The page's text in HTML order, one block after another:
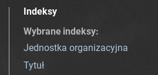
Indeksy
Wybrane indeksy:
Jednostka organizacyjna
Tytuł